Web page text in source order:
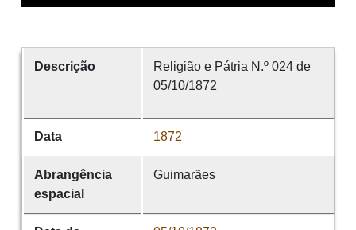
Descrição
Religião e Pátria N.º 024 de
05/10/1872
Data 1872
Abrangência
espacial
Guimarães